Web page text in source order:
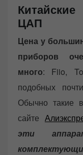
ЦАП
Цена у
приборов
много: Fiio,
подобных
Обычно такие
сайте
эти